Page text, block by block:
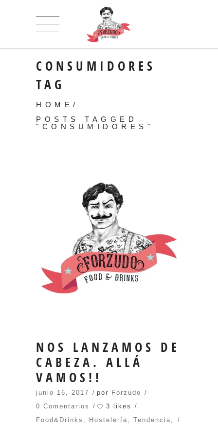
CONSUMIDORES
TAG
HOME /
POSTS TAGGED
"CONSUMIDORES"
NOS LANZAMOS DE
CABEZA. ALLÁ
VAMOS!!
junio 16, 2017 por Forzudo
0 Comentarios
3 likes
Food&Drinks
Hostelería Tendencia